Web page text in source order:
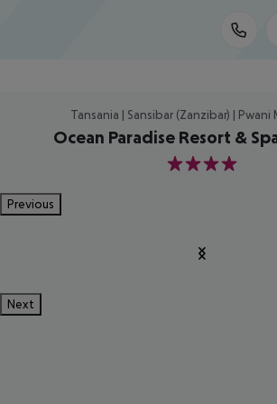
Tansania | Sansibar (Zanzibar) | Pwani
Ocean Paradise Resort &
4
Previous
Next